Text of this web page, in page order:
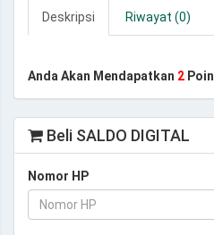
Deskripsi Riwayat (0)
Anda Akan Mendapatkan 2 Poin
Beli SALDO DIGITAL
Nomor HP